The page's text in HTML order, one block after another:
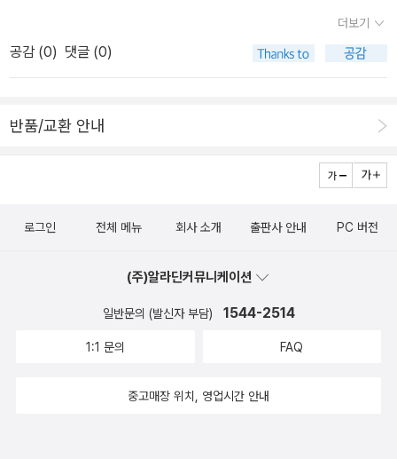
낙 줄거리 전개도 빠른 편이고, 스트레스 해소에도 큰 기여를 한 만화
페이지 넘기는 친숙함을 다시금 느낄 수 있었다. 2권도 금방 나오길
성을 보는 건 오랜만이다'라고 평가한다. 하지만 류백산의 강함은 자
신의 우월함을 증명하기 위해 남들을 박살 내며 만들어진 것. 그 힘을
이용해 약한 친구들을 괴롭히는 전형적인 양아치의 모습을 보이기도
이 되어 그의 무리에게 온갖 멸시와 폭력을 당한다. 하지만 자신을 도
때 무서워서 떨고만 있던 자신이 한심하다고 생각해 류백산에게 맞서
다. 이후의 내용은 류백산과 인재의 싸움 장면, 그리고 그 싸움으로 인
고 할 수 있겠다. 처음으로 벽을 느낀 천재 류백산, 드디어 움직이게
된 먼치킨 유, 성실한 노력파 인재까지. 세 명의 주인공의 앞날이 무척
간 가는 줄 모르고 재밌게 봤다. 물론 손쉽게 볼 수 있고 내용이 빠르
서 2권이 나왔으면 좋겠다고 생각했다.​​​* 대원씨아이로부터 무료로
더보기
공감 (0) 댓글 (0)
반품/교환 안내
로그인 전체 메뉴 회사 소개 출판사 안내 PC 버전
(주)알라딘커뮤니케이션
일반문의 (발신자 부담) 1544-2514
1:1 문의 FAQ
중고매장 위치, 영업시간 안내